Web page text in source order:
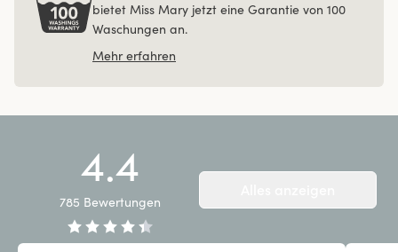
bietet Miss Mary jetzt eine Garantie von 100
Waschungen an.
Mehr erfahren
4.4
785 Bewertungen